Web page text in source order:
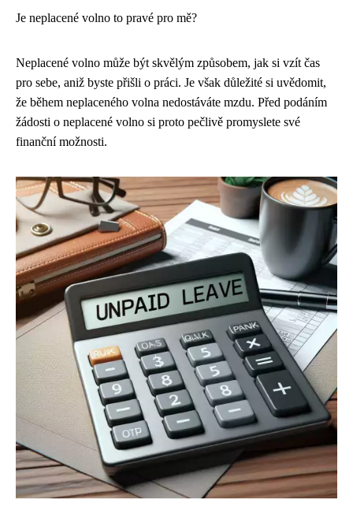
Je neplacené volno to pravé pro mě?
Neplacené volno může být skvělým způsobem, jak si vzít čas
pro sebe, aniž byste přišli o práci. Je však důležité si uvědomit,
že během neplaceného volna nedostáváte mzdu. Před podáním
žádosti o neplacené volno si proto pečlivě promyslete své
finanční možnosti.